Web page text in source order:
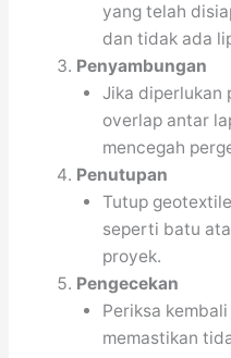
yang telah
dan tidak ada
Penyambungan
Jika diperlukan
overlap antar
mencegah
Penutupan
Tutup
seperti batu
proyek.
Pengecekan
Periksa
memastikan